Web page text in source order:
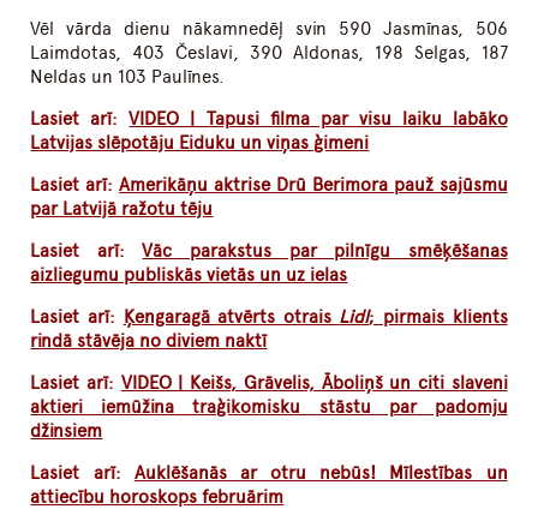
Vēl vārda dienu nākamnedēļ svin 590 Jasmīnas, 506
Laimdotas, 403 Česlavi, 390 Aldonas, 198 Selgas, 187
Neldas un 103 Paulīnes.
Lasiet arī:VIDEO | Tapusi filma par visu laiku labāko
Latvijas slēpotāju Eiduku un viņas ģimeni
Lasiet arī:Amerikāņu aktrise Drū Berimora pauž sajūsmu
par Latvijā ražotu tēju
Lasiet arī:Vāc parakstus par pilnīgu smēķēšanas
aizliegumu publiskās vietās un uz ielas
Lasiet arī:
Ķengaragā atvērts otrais Lidl; pirmais klients
rindā stāvēja no diviem naktī
Lasiet arī: VIDEO | Keišs, Grāvelis, Āboliņš un citi slaveni
aktieri iemūžina traģikomisku stāstu par padomju
džinsiem
Lasiet arī: Auklēšanās ar otru nebūs! Mīlestības un
attiecību horoskops februārim